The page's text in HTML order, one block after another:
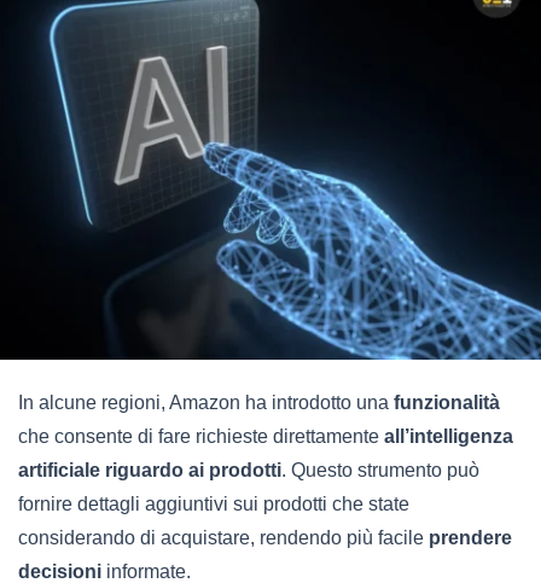
In alcune regioni, Amazon ha introdotto una funzionalità
che consente di fare richieste direttamente all’intelligenza
artificiale riguardo ai prodotti. Questo strumento può
fornire dettagli aggiuntivi sui prodotti che state
considerando di acquistare, rendendo più facile prendere
decisioni informate.